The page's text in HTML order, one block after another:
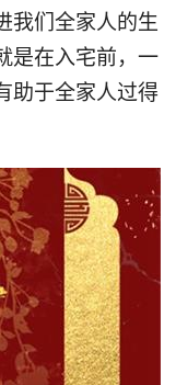
我们全家人的生
是在入宅前，一
助于全家人过得